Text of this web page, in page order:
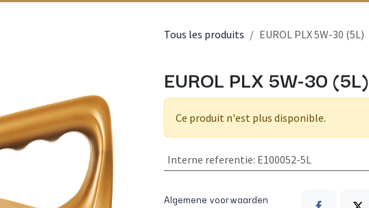
Tous les produits EUROL PLX 5W-30 (5L)
EUROL PLX 5W-30 (5L)
Ce produit n'est plus disponible.
Interne referentie: E100052-5L
Algemene voorwaarden